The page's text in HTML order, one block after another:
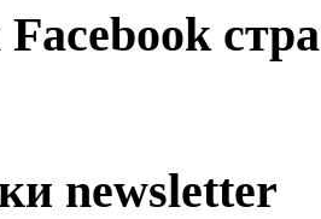
newsletter